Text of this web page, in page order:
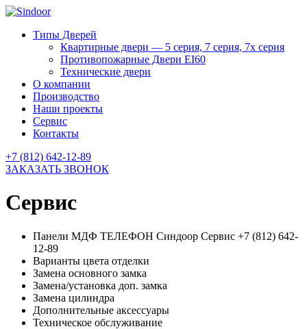
Типы Дверей
Квартирные двери — 5 серия, 7 серия, 7х серия
Противопожарные Двери EI60
Технические двери
О компании
Производство
Наши проекты
Сервис
Контакты
+7 (812) 642-12-89
ЗАКАЗАТЬ ЗВОНОК
Сервис
Панели МДФ ТЕЛЕФОН Синдоор Сервис +7 (812) 642-
12-89
Варианты цвета отделки
Замена основного замка
Замена/установка доп. замка
Замена цилиндра
Дополнительные аксессуары
Техническое обслуживание